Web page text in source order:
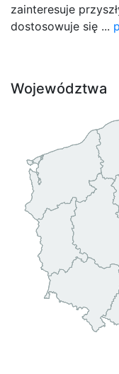
zainteresuje
dostosowuje się ...
Województwa